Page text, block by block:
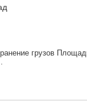
грузов